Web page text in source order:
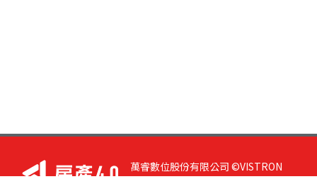
萬睿數位股份有限公司 ©VISTRON
DIGITAL All Right Reserved. 若您有任